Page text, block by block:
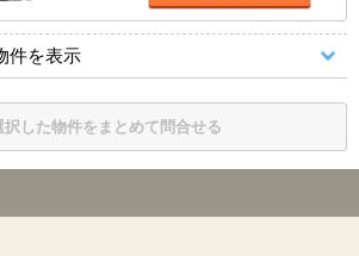
件を表示
択した物件をまとめて問合せる